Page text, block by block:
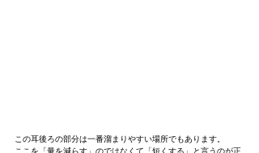
この耳後ろの部分は一番溜まりやすい場所でもあります。
ここを「量を減らす」のではなくて「短くする」と言うのが正